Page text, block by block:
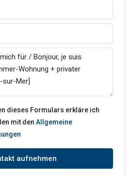
dieses Formulars erkläre ich
mit den Allgemeine
aufnehmen